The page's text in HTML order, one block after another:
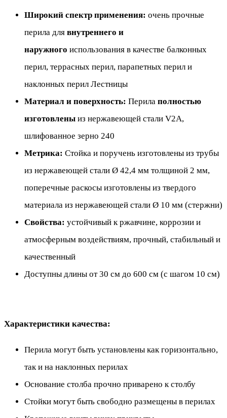
Широкий спектр применения: очень прочные
перила для внутреннего и
наружного использования в качестве балконных
перил, террасных перил, парапетных перил и
наклонных перил Лестницы
Материал и поверхность: Перила полностью
изготовлены из нержавеющей стали V2A,
шлифованное зерно 240
Метрика: Стойка и поручень изготовлены из трубы
из нержавеющей стали Ø 42,4 мм толщиной 2 мм,
поперечные раскосы изготовлены из твердого
материала из нержавеющей стали Ø 10 мм (стержни)
Свойства: устойчивый к ржавчине, коррозии и
атмосферным воздействиям, прочный, стабильный и
качественный
Доступны длины от 30 см до 600 см (с шагом 10 см)
Характеристики качества:
Перила могут быть установлены как горизонтально,
так и на наклонных перилах
Основание столба прочно приварено к столбу
Стойки могут быть свободно размещены в перилах